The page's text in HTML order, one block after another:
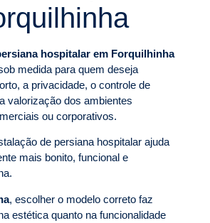
hospitalar em Forquilhinha
medida para quem deseja
a privacidade, o controle de
valorização dos ambientes
ou corporativos.
de persiana hospitalar ajuda
mais bonito, funcional e
, escolher o modelo correto faz
estética quanto na funcionalidade